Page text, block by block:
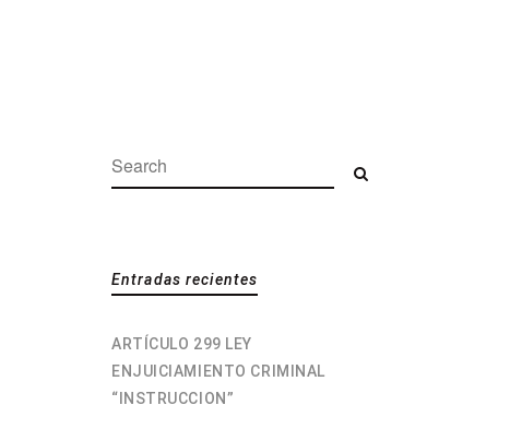
Search: Search
Entradas recientes
ARTÍCULO 299 LEY
ENJUICIAMIENTO CRIMINAL
“INSTRUCCION”